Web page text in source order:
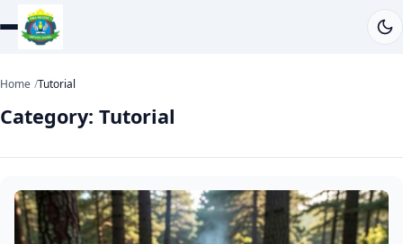
Home Tutorial
Category: Tutorial